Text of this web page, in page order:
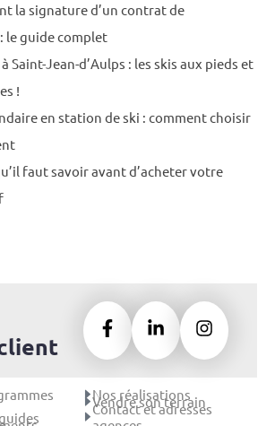
la signature d’un contrat de
le guide complet
Saint-Jean-d’Aulps : les skis aux pieds et
!
en station de ski : comment choisir
faut savoir avant d’acheter votre
Nos réalisations
Vendre son terrain
Contact et adresses